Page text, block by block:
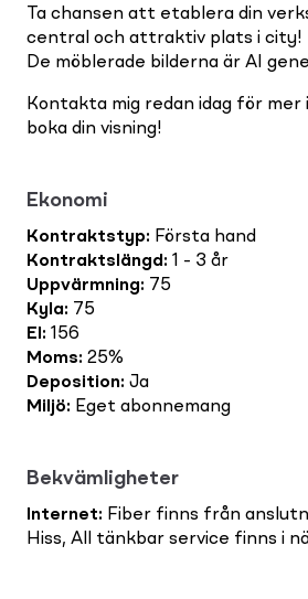
Ta chansen att etablera din
central och attraktiv plats i city!
De möblerade bilderna är AI
Kontakta mig redan idag för
boka din visning!
Ekonomi
Kontraktstyp: Första hand
Kontraktslängd : 1 - 3 år
Uppvärmning: 75
Kyla: 75
El : 156
Moms: 25%
Deposition: Ja
Miljö: Eget abonnemang
Bekvämligheter
Internet: Fiber finns från
Hiss, All tänkbar service finns i